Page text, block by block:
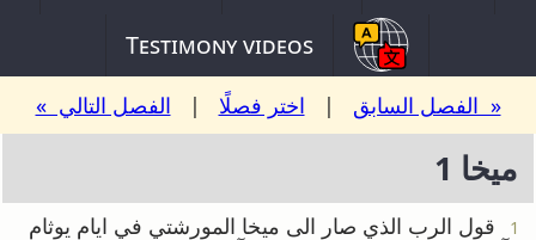
Testimony videos
« الفصل السابق | اختر فصلًا | الفصل التالي »
ميخا 1
1
قول الرب الذي صار الى ميخا المورشتي في ايام يوثام